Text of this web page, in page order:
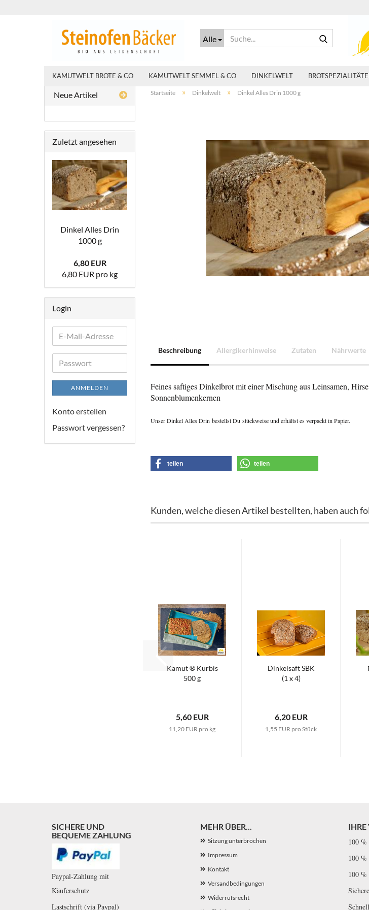
Alle
KAMUTWELT BROTE & CO KAMUTWELT SEMMEL & CO DINKELWELT
Startseite » Dinkelwelt » Dinkel Alles Drin 1000 g
Beschreibung Allergikerhinweise Zutaten Nährwerte
Feines saftiges Dinkelbrot mit einer Mischung aus Leinsamen,
Sonnenblumenkernen
Unser Dinkel Alles Drin bestellst Du stückweise und erhältst es verpackt in Papier.
teilen teilen
Kunden, welche diesen Artikel bestellten, haben auch
Kamut ® Kür­bis
500 g
5,60 EUR
11,20 EUR pro kg
Din­kel­saft SBK
(1 x 4)
6,20 EUR
1,55 EUR pro Stück
Neue Artikel
Zuletzt angesehen
Din­kel Alles Drin
1000 g
6,80 EUR
6,80 EUR pro kg
Login
E-
Mail-
Adresse
Passwort
ANMELDEN
Konto erstellen
Passwort vergessen?
MEHR ÜBER...
Sitzung unterbrochen
Impressum
Kontakt
Versandbedingungen
Widerrufsrecht
IHRE
100
100
100
SICHERE UND
BEQUEME ZAHLUNG
Paypal-Zahlung mit
Käuferschutz
Lastschrift (via Paypal)